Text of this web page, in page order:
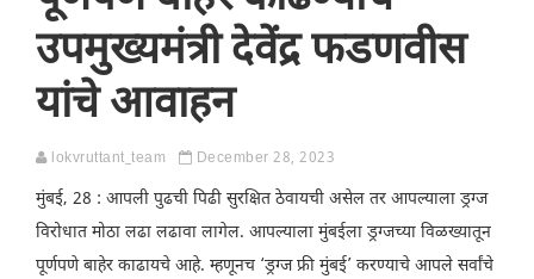
उपमुख्यमंत्री देवेंद्र फडणवीस
यांचे आवाहन
lokvruttant_team December 28, 2023
मुंबई, 28 : आपली पुढची पिढी सुरक्षित ठेवायची असेल तर आपल्याला ड्रग्ज
विरोधात मोठा लढा लढावा लागेल. आपल्याला मुंबईला ड्रग्जच्या विळख्यातून
पूर्णपणे बाहेर काढायचे आहे. म्हणूनच ‘ड्रग्ज फ्री मुंबई’ करण्याचे आपले सर्वांचे